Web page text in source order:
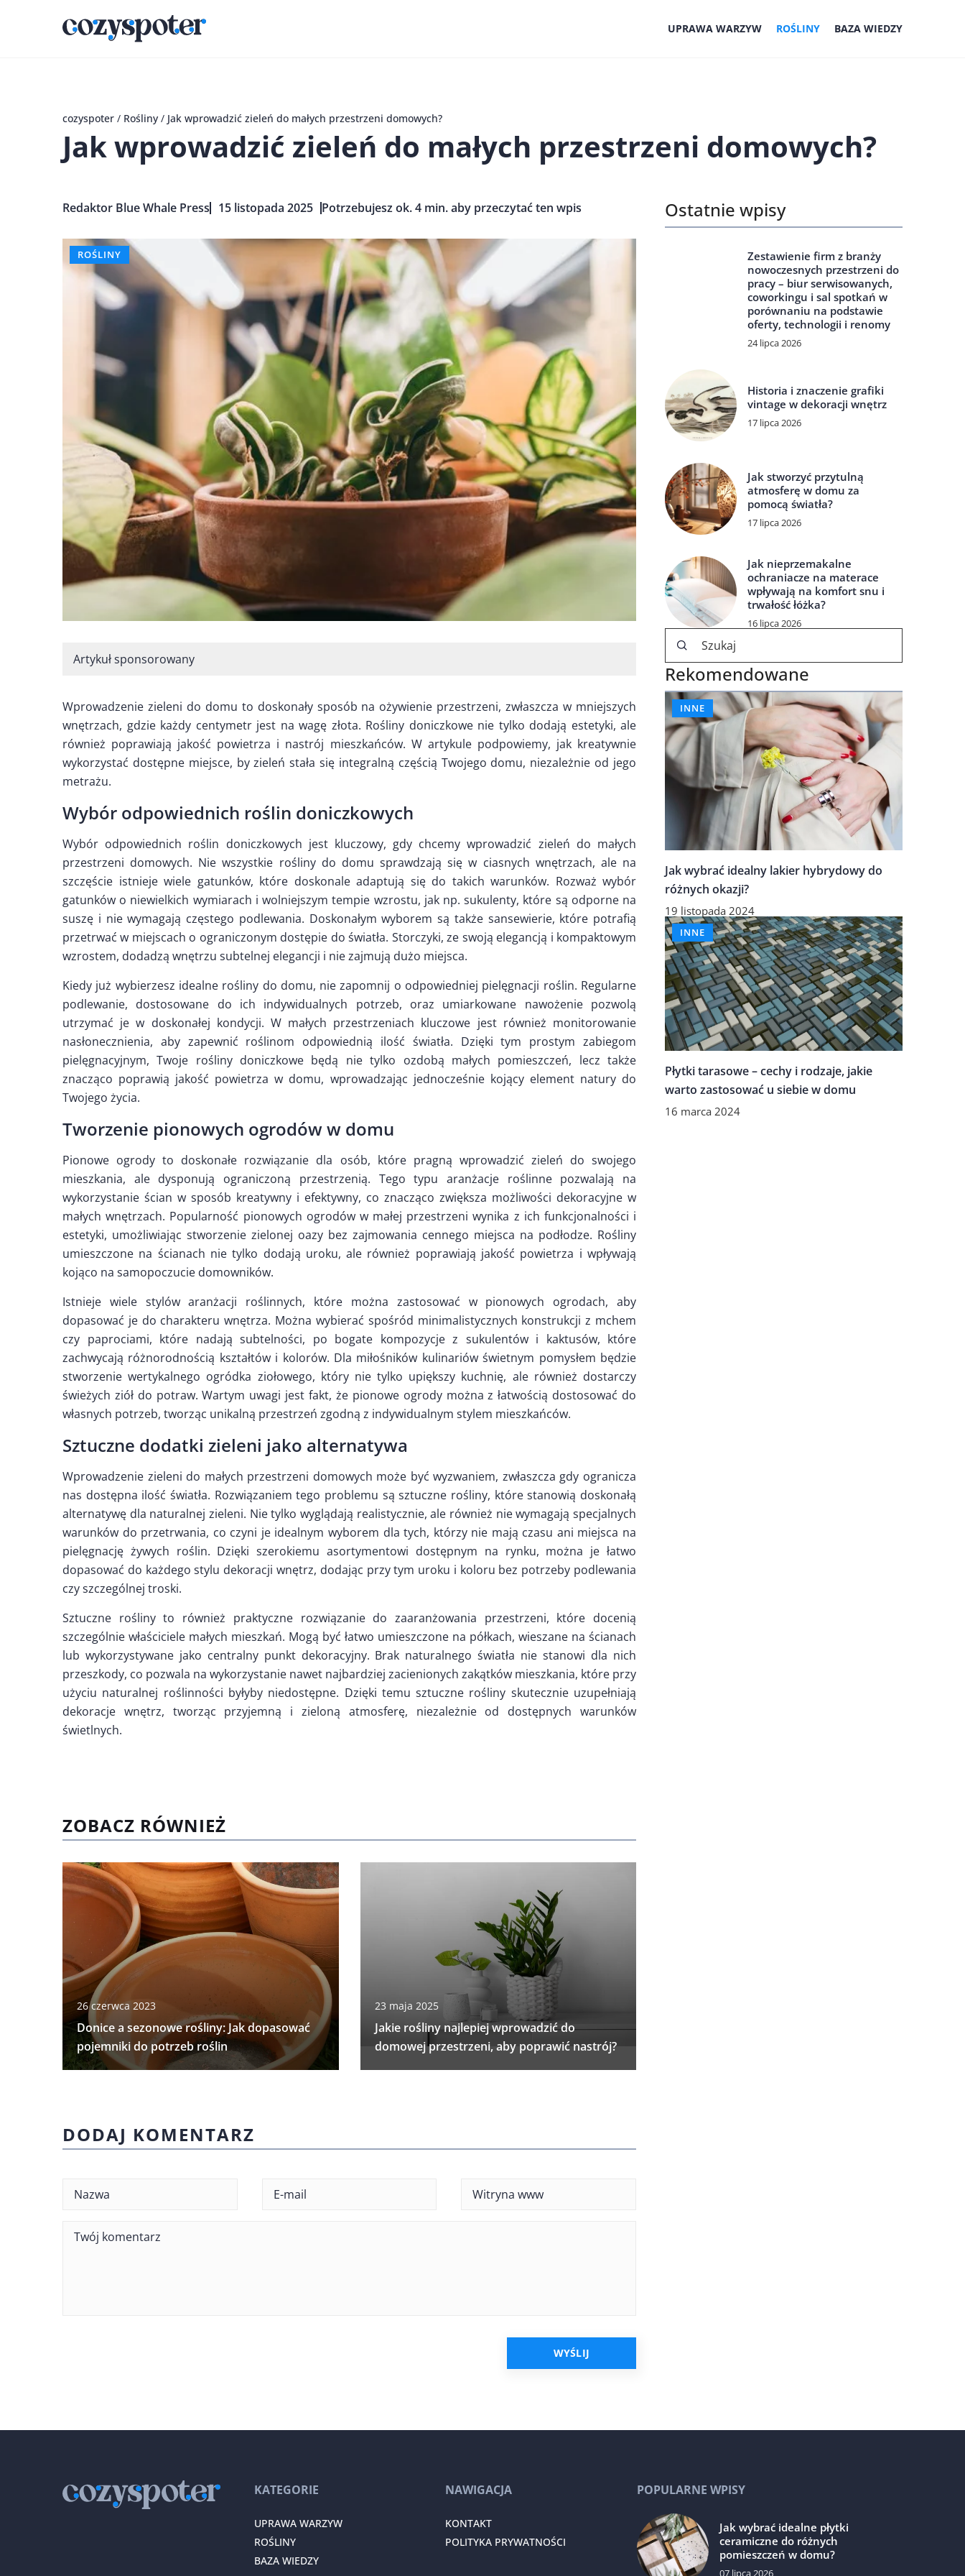
UPRAWA WARZYW ROŚLINY BAZA WIEDZY
cozyspoter / Rośliny / Jak wprowadzić zieleń do małych przestrzeni domowych?
Jak wprowadzić zieleń do małych przestrzeni domowych?
Redaktor Blue Whale Press 15 listopada 2025 Potrzebujesz ok. 4 min. aby przeczytać ten wpis
ROŚLINY
Artykuł sponsorowany
Wprowadzenie zieleni do domu to doskonały sposób na ożywienie przestrzeni, zwłaszcza w mniejszych
wnętrzach, gdzie każdy centymetr jest na wagę złota. Rośliny doniczkowe nie tylko dodają estetyki, ale
również poprawiają jakość powietrza i nastrój mieszkańców. W artykule podpowiemy, jak kreatywnie
wykorzystać dostępne miejsce, by zieleń stała się integralną częścią Twojego domu, niezależnie od jego
metrażu.
Wybór odpowiednich roślin doniczkowych
Wybór odpowiednich roślin doniczkowych jest kluczowy, gdy chcemy wprowadzić zieleń do małych
przestrzeni domowych. Nie wszystkie rośliny do domu sprawdzają się w ciasnych wnętrzach, ale na
szczęście istnieje wiele gatunków, które doskonale adaptują się do takich warunków. Rozważ wybór
gatunków o niewielkich wymiarach i wolniejszym tempie wzrostu, jak np. sukulenty, które są odporne na
suszę i nie wymagają częstego podlewania. Doskonałym wyborem są także sansewierie, które potrafią
przetrwać w miejscach o ograniczonym dostępie do światła. Storczyki, ze swoją elegancją i kompaktowym
wzrostem, dodadzą wnętrzu subtelnej elegancji i nie zajmują dużo miejsca.
Kiedy już wybierzesz idealne rośliny do domu, nie zapomnij o odpowiedniej pielęgnacji roślin. Regularne
podlewanie, dostosowane do ich indywidualnych potrzeb, oraz umiarkowane nawożenie pozwolą
utrzymać je w doskonałej kondycji. W małych przestrzeniach kluczowe jest również monitorowanie
nasłonecznienia, aby zapewnić roślinom odpowiednią ilość światła. Dzięki tym prostym zabiegom
pielęgnacyjnym, Twoje rośliny doniczkowe będą nie tylko ozdobą małych pomieszczeń, lecz także
znacząco poprawią jakość powietrza w domu, wprowadzając jednocześnie kojący element natury do
Twojego życia.
Tworzenie pionowych ogrodów w domu
Pionowe ogrody to doskonałe rozwiązanie dla osób, które pragną wprowadzić zieleń do swojego
mieszkania, ale dysponują ograniczoną przestrzenią. Tego typu aranżacje roślinne pozwalają na
wykorzystanie ścian w sposób kreatywny i efektywny, co znacząco zwiększa możliwości dekoracyjne w
małych wnętrzach. Popularność pionowych ogrodów w małej przestrzeni wynika z ich funkcjonalności i
estetyki, umożliwiając stworzenie zielonej oazy bez zajmowania cennego miejsca na podłodze. Rośliny
umieszczone na ścianach nie tylko dodają uroku, ale również poprawiają jakość powietrza i wpływają
kojąco na samopoczucie domowników.
Istnieje wiele stylów aranżacji roślinnych, które można zastosować w pionowych ogrodach, aby
dopasować je do charakteru wnętrza. Można wybierać spośród minimalistycznych konstrukcji z mchem
czy paprociami, które nadają subtelności, po bogate kompozycje z sukulentów i kaktusów, które
zachwycają różnorodnością kształtów i kolorów. Dla miłośników kulinariów świetnym pomysłem będzie
stworzenie wertykalnego ogródka ziołowego, który nie tylko upiększy kuchnię, ale również dostarczy
świeżych ziół do potraw. Wartym uwagi jest fakt, że pionowe ogrody można z łatwością dostosować do
własnych potrzeb, tworząc unikalną przestrzeń zgodną z indywidualnym stylem mieszkańców.
Sztuczne dodatki zieleni jako alternatywa
Wprowadzenie zieleni do małych przestrzeni domowych może być wyzwaniem, zwłaszcza gdy ogranicza
nas dostępna ilość światła. Rozwiązaniem tego problemu są sztuczne rośliny, które stanowią doskonałą
alternatywę dla naturalnej zieleni. Nie tylko wyglądają realistycznie, ale również nie wymagają specjalnych
warunków do przetrwania, co czyni je idealnym wyborem dla tych, którzy nie mają czasu ani miejsca na
pielęgnację żywych roślin. Dzięki szerokiemu asortymentowi dostępnym na rynku, można je łatwo
dopasować do każdego stylu dekoracji wnętrz, dodając przy tym uroku i koloru bez potrzeby podlewania
czy szczególnej troski.
Sztuczne rośliny to również praktyczne rozwiązanie do zaaranżowania przestrzeni, które docenią
szczególnie właściciele małych mieszkań. Mogą być łatwo umieszczone na półkach, wieszane na ścianach
lub wykorzystywane jako centralny punkt dekoracyjny. Brak naturalnego światła nie stanowi dla nich
przeszkody, co pozwala na wykorzystanie nawet najbardziej zacienionych zakątków mieszkania, które przy
użyciu naturalnej roślinności byłyby niedostępne. Dzięki temu sztuczne rośliny skutecznie uzupełniają
dekoracje wnętrz, tworząc przyjemną i zieloną atmosferę, niezależnie od dostępnych warunków
świetlnych.
ZOBACZ RÓWNIEŻ
26 czerwca 2023
Donice a sezonowe rośliny: Jak dopasować
pojemniki do potrzeb roślin
23 maja 2025
Jakie rośliny najlepiej wprowadzić do
domowej przestrzeni, aby poprawić nastrój?
Ostatnie wpisy
Zestawienie firm z branży
nowoczesnych przestrzeni do
pracy – biur serwisowanych,
coworkingu i sal spotkań w
porównaniu na podstawie
oferty, technologii i renomy
24 lipca 2026
Historia i znaczenie grafiki
vintage w dekoracji wnętrz
17 lipca 2026
Jak stworzyć przytulną
atmosferę w domu za
pomocą światła?
17 lipca 2026
Jak nieprzemakalne
ochraniacze na materace
wpływają na komfort snu i
trwałość łóżka?
16 lipca 2026
Rekomendowane
INNE
Jak wybrać idealny lakier hybrydowy do
różnych okazji?
19 listopada 2024
INNE
Płytki tarasowe – cechy i rodzaje, jakie
warto zastosować u siebie w domu
16 marca 2024
DODAJ KOMENTARZ
KATEGORIE
UPRAWA WARZYW
ROŚLINY
BAZA WIEDZY
NAWIGACJA
KONTAKT
POLITYKA PRYWATNOŚCI
POPULARNE WPISY
Jak wybrać idealne płytki
ceramiczne do różnych
pomieszczeń w domu?
07 lipca 2026